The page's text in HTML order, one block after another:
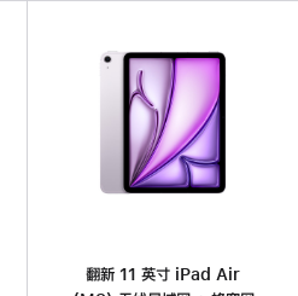
翻新 11 英寸 iPad Air